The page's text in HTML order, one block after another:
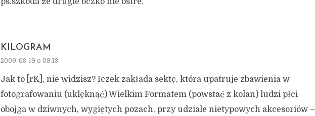
KILOGRAM
2009-08-19 o 09:13
Jak to [rK], nie widzisz? Iczek zakłada sektę, która upatruje zbawienia w
fotografowaniu (uklęknąć) Wielkim Formatem (powstać z kolan) ludzi płci
obojga w dziwnych, wygiętych pozach, przy udziale nietypowych akcesoriów –